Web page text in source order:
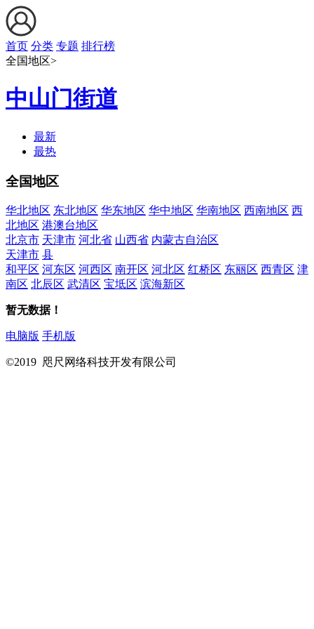
首页 分类 专题 排行榜
全国地区>
中山门街道
最新
最热
全国地区
华北地区 东北地区 华东地区 华中地区 华南地区 西南地区 西
北地区 港澳台地区
北京市 天津市 河北省 山西省 内蒙古自治区
天津市 县
和平区 河东区 河西区 南开区 河北区 红桥区 东丽区 西青区 津
南区 北辰区 武清区 宝坻区 滨海新区
暂无数据！
电脑版 手机版
©2019 咫尺网络科技开发有限公司